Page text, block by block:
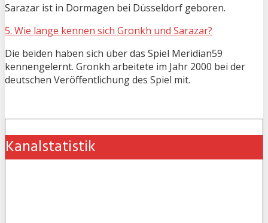
Sarazar ist in Dormagen bei Düsseldorf geboren.
5. Wie lange kennen sich Gronkh und Sarazar?
Die beiden haben sich über das Spiel Meridian59
kennengelernt. Gronkh arbeitete im Jahr 2000 bei der
deutschen Veröffentlichung des Spiel mit.
Kanalstatistik